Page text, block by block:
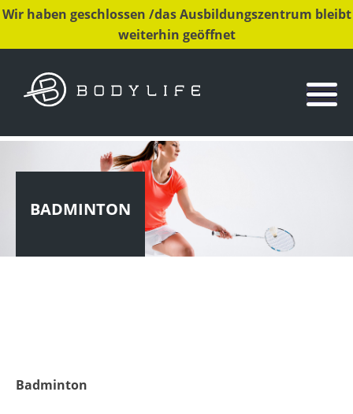
Wir haben geschlossen /das Ausbildungszentrum bleibt
weiterhin geöffnet
BADMINTON
Badminton